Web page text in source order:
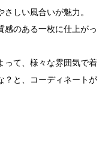
しい風合いが魅力。
感のある一枚に仕上がっ
って、様々な雰囲気で着
？と、コーディネートが